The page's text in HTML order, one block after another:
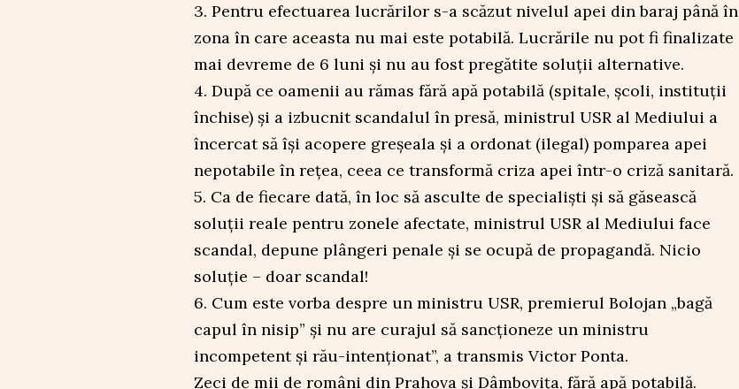
3. Pentru efectuarea lucrărilor s-a scăzut nivelul apei din baraj până în
zona în care aceasta nu mai este potabilă. Lucrările nu pot fi finalizate
mai devreme de 6 luni și nu au fost pregătite soluții alternative.
4. După ce oamenii au rămas fără apă potabilă (spitale, școli, instituții
închise) și a izbucnit scandalul în presă, ministrul USR al Mediului a
încercat să își acopere greșeala și a ordonat (ilegal) pomparea apei
nepotabile în rețea, ceea ce transformă criza apei într-o criză sanitară.
5. Ca de fiecare dată, în loc să asculte de specialiști și să găsească
soluții reale pentru zonele afectate, ministrul USR al Mediului face
scandal, depune plângeri penale și se ocupă de propagandă. Nicio
soluție – doar scandal!
6. Cum este vorba despre un ministru USR, premierul Bolojan „bagă
capul în nisip” și nu are curajul să sancționeze un ministru
incompetent și rău-intenționat”, a transmis Victor Ponta.
Zeci de mii de români din Prahova și Dâmbovița, fără apă potabilă.